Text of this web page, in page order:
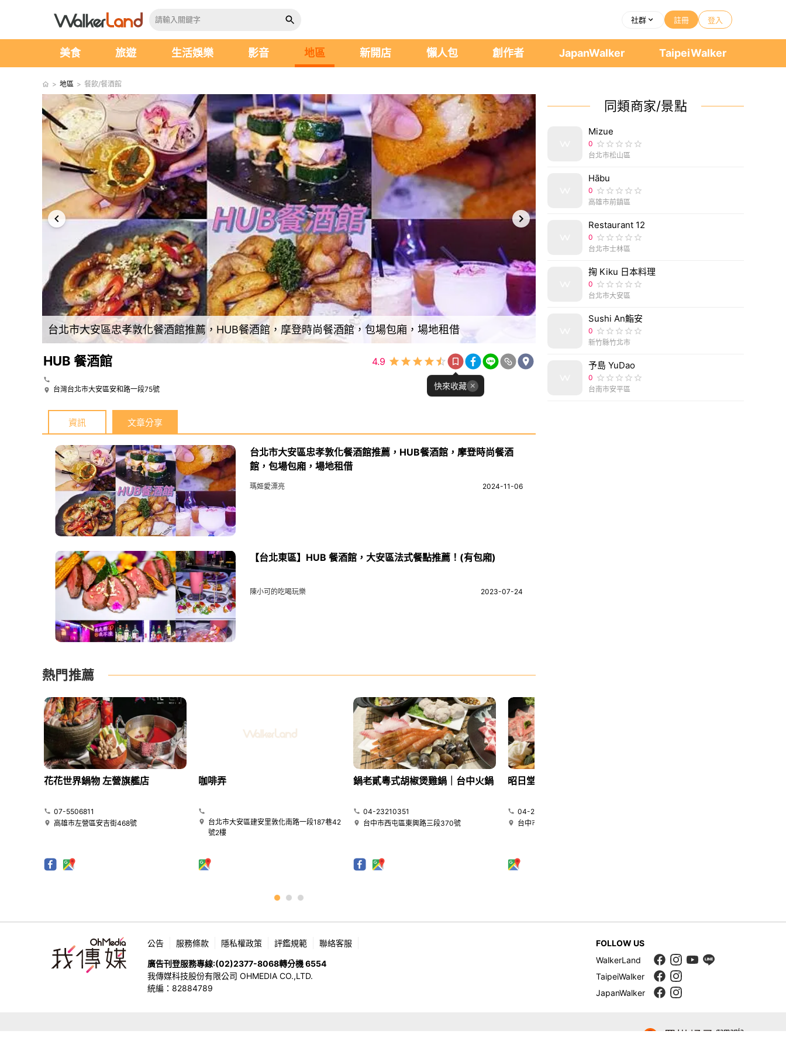
社群 註冊 登入
美食 旅遊 生活娛樂 影音 地區 新開店 懶人包 創作者 JapanWalker TaipeiWalker
> 地區 > 餐飲/餐酒館
台北市大安區忠孝敦化餐酒館推薦，HUB餐酒館，摩登時尚餐酒館，包場包廂，場地租借 【台北東區】HUB 餐酒館，大安區法式餐點推薦！(
HUB 餐酒館
台灣台北市大安區安和路一段75號
4.9
快來收藏
資訊 文章分享
台北市大安區忠孝敦化餐酒館推薦，HUB餐酒館，摩登時尚餐酒
館，包場包廂，場地租借
瑪姬愛漂亮 2024-11-06
【台北東區】HUB 餐酒館，大安區法式餐點推薦！(有包廂)
陳小可的吃喝玩樂 2023-07-24
熱門推薦
花花世界鍋物 左營旗艦店
07-5506811
高雄市左營區安吉街468號
咖啡弄
台北市大安區建安里敦化南路一段187巷42
號2樓
鍋老貳粵式胡椒煲雞鍋｜台中火鍋
04-23210351
台中市西屯區東興路三段370號
昭日堂鍋煮｜台中火鍋
04-22580269
台中市南屯區大墩十一街345號
同類商家/景點
Mizue
0
台北市松山區
Hābu
0
高雄市前鎮區
Restaurant 12
0
台北市士林區
掬 Kiku 日本料理
0
台北市大安區
Sushi An鮨安
0
新竹縣竹北市
予島 YuDao
0
台南市安平區
公告 服務條款 隱私權政策 評鑑規範 聯絡客服
廣告刊登服務專線:(02)2377-8068轉分機 6554
我傳媒科技股份有限公司 OHMEDIA CO.,LTD.
統編：82884789
FOLLOW US
WalkerLand
TaipeiWalker
JapanWalker